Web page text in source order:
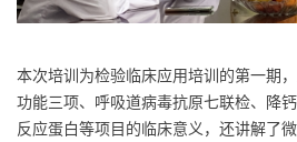
本次培训为检验临床应用培训的第一期
功能三项、呼吸道病毒抗原七联检、降
反应蛋白等项目的临床意义，还讲解了